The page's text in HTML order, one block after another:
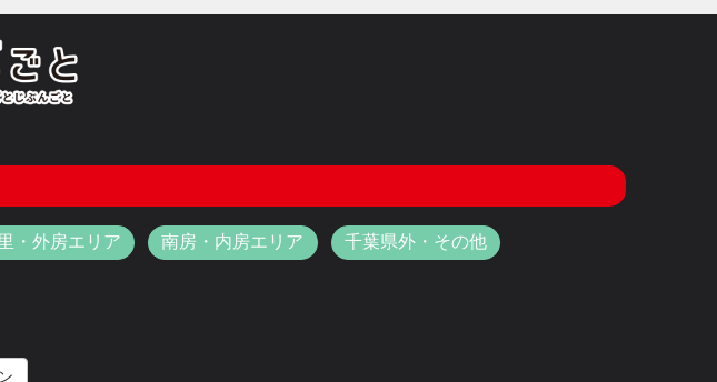
・外房エリア 南房・内房エリア 千葉県外・その他